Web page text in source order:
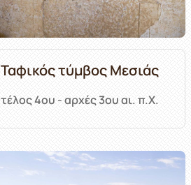
Ταφικός τύμβος Μεσιάς
τέλος 4ου - αρχές 3ου αι. π.Χ.